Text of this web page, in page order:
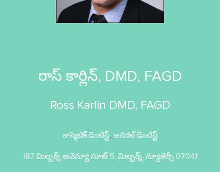
రాస్ కార్లిన్, DMD, FAGD
Ross Karlin DMD, FAGD
కాస్మెటిక్ డెంటిస్ట్, జనరల్ డెంటిస్ట్
187 మిల్బర్న్ అవెన్యూ సూట్ 5, మిల్బర్న్, న్యూజెర్సీ 07041